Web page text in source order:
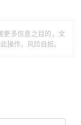
更多信息之目的，文
操作，风险自担。